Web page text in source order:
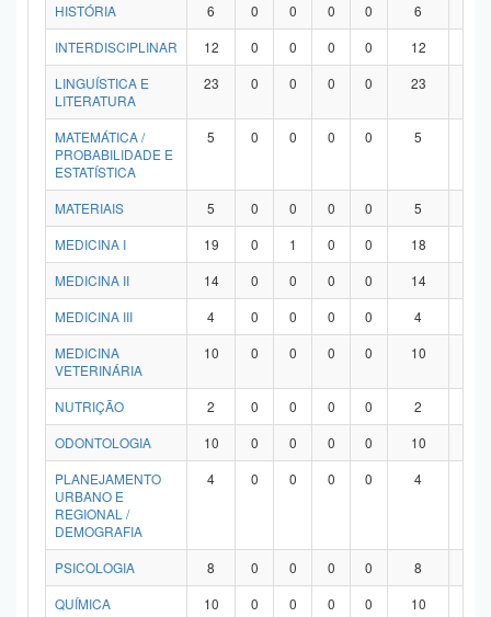
HISTÓRIA
6 0 0 0 0 6
INTERDISCIPLINAR
12 0 0 0 0 12
LINGUÍSTICA E
LITERATURA
23 0 0 0 0 23
MATEMÁTICA /
PROBABILIDADE E
ESTATÍSTICA
5 0 0 0 0 5
MATERIAIS 5 0 0 0 0 5
MEDICINA I
19 0 1 0 0 18
MEDICINA II
14 0 0 0 0 14
MEDICINA III
4 0 0 0 0 4
MEDICINA
VETERINÁRIA
10 0 0 0 0 10
NUTRIÇÃO 2 0 0 0 0 2
ODONTOLOGIA
10 0 0 0 0 10
PLANEJAMENTO
URBANO E
REGIONAL /
DEMOGRAFIA
4 0 0 0 0 4
PSICOLOGIA 8 0 0 0 0 8
QUÍMICA
10 0 0 0 0 10